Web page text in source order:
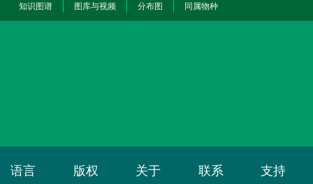
知识图谱
图库与视频 分布图 同属物种
语言 版权 关于 联系 支持